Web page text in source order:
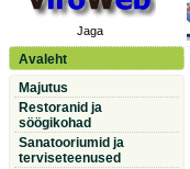
Jaga
Avaleht
Majutus
Restoranid ja
söögikohad
Sanatooriumid ja
terviseteenused